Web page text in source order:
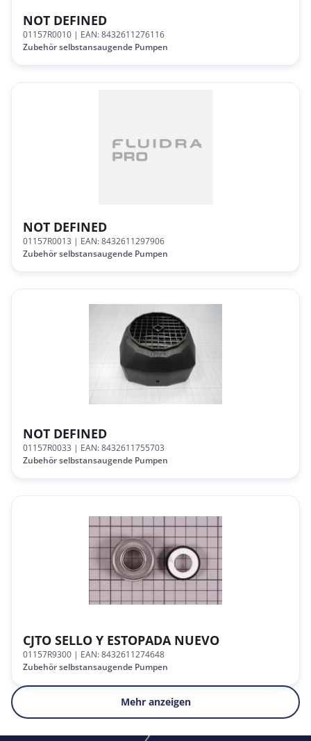
NOT DEFINED
01157R0010 | EAN: 8432611276116
Zubehör selbstansaugende Pumpen
NOT DEFINED
01157R0013 | EAN: 8432611297906
Zubehör selbstansaugende Pumpen
NOT DEFINED
01157R0033 | EAN: 8432611755703
Zubehör selbstansaugende Pumpen
CJTO SELLO Y ESTOPADA NUEVO
01157R9300 | EAN: 8432611274648
Zubehör selbstansaugende Pumpen
Mehr anzeigen